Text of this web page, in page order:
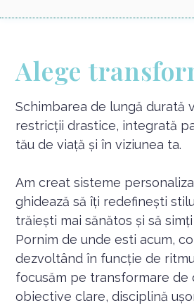
Alege
Schimbarea de lungă durată
restricții drastice, integrată
tău de viață și în viziunea ta.
Am creat sisteme
ghidează să îți redefinești
trăiești mai sănătos și să
Pornim de unde esti acum,
dezvoltând în funcție de
focusăm pe transformare de
obiective clare, disciplină